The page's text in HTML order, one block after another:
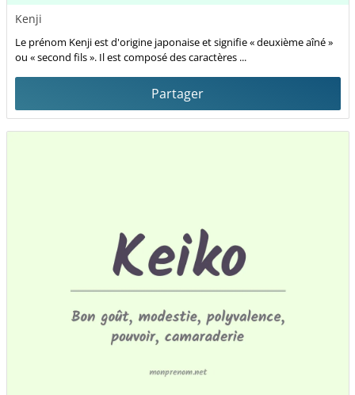
Kenji
Le prénom Kenji est d'origine japonaise et signifie « deuxième aîné »
ou « second fils ». Il est composé des caractères ...
Partager